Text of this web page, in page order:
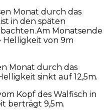
Monat durch das
in den späten
Monatsende
Helligkeit von 9m
Monat durch das
sinkt auf 12,5m.
Kopf des Walfisch in
berträgt 9,5m.